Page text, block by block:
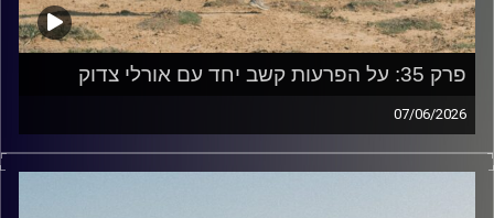
העובדים.
האזנה נעימה!
האוניברסיטה, בספוטיפיי ובכל אפליקציות הפודקאסטים
המוכרות.
פרק 35: על הפרעות קשב יחד עם אורלי צדוק
07/06/2026
בפרק זה אני צוללת לתוך עולם הפרעות הקשב יחד עם אורלי
צדוק.